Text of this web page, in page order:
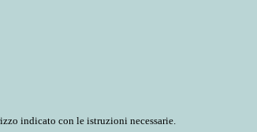
indicato con le istruzioni necessarie.